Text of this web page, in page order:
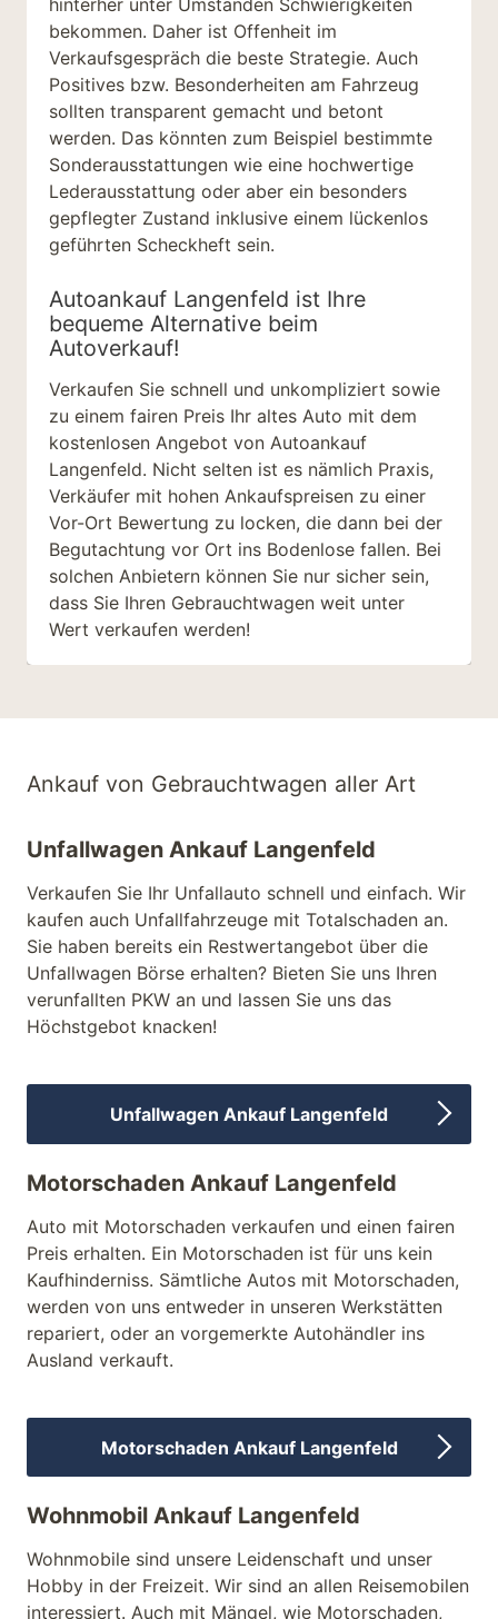
hinterher unter Umständen Schwierigkeiten
bekommen. Daher ist Offenheit im
Verkaufsgespräch die beste Strategie. Auch
Positives bzw. Besonderheiten am Fahrzeug
sollten transparent gemacht und betont
werden. Das könnten zum Beispiel bestimmte
Sonderausstattungen wie eine hochwertige
Lederausstattung oder aber ein besonders
gepflegter Zustand inklusive einem lückenlos
geführten Scheckheft sein.
Autoankauf Langenfeld ist Ihre
bequeme Alternative beim
Autoverkauf!
Verkaufen Sie schnell und unkompliziert sowie
zu einem fairen Preis Ihr altes Auto mit dem
kostenlosen Angebot von Autoankauf
Langenfeld. Nicht selten ist es nämlich Praxis,
Verkäufer mit hohen Ankaufspreisen zu einer
Vor-Ort Bewertung zu locken, die dann bei der
Begutachtung vor Ort ins Bodenlose fallen. Bei
solchen Anbietern können Sie nur sicher sein,
dass Sie Ihren Gebrauchtwagen weit unter
Wert verkaufen werden!
Ankauf von Gebrauchtwagen aller Art
Unfallwagen Ankauf Langenfeld
Verkaufen Sie Ihr Unfallauto schnell und einfach. Wir
kaufen auch Unfallfahrzeuge mit Totalschaden an.
Sie haben bereits ein Restwertangebot über die
Unfallwagen Börse erhalten? Bieten Sie uns Ihren
verunfallten PKW an und lassen Sie uns das
Höchstgebot knacken!
Unfallwagen Ankauf Langenfeld
Motorschaden Ankauf Langenfeld
Auto mit Motorschaden verkaufen und einen fairen
Preis erhalten. Ein Motorschaden ist für uns kein
Kaufhinderniss. Sämtliche Autos mit Motorschaden,
werden von uns entweder in unseren Werkstätten
repariert, oder an vorgemerkte Autohändler ins
Ausland verkauft.
Motorschaden Ankauf Langenfeld
Wohnmobil Ankauf Langenfeld
Wohnmobile sind unsere Leidenschaft und unser
Hobby in der Freizeit. Wir sind an allen Reisemobilen
interessiert. Auch mit Mängel, wie Motorschaden,